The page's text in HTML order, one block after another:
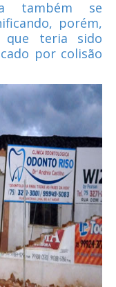
também se
porém,
que teria sido
por colisão